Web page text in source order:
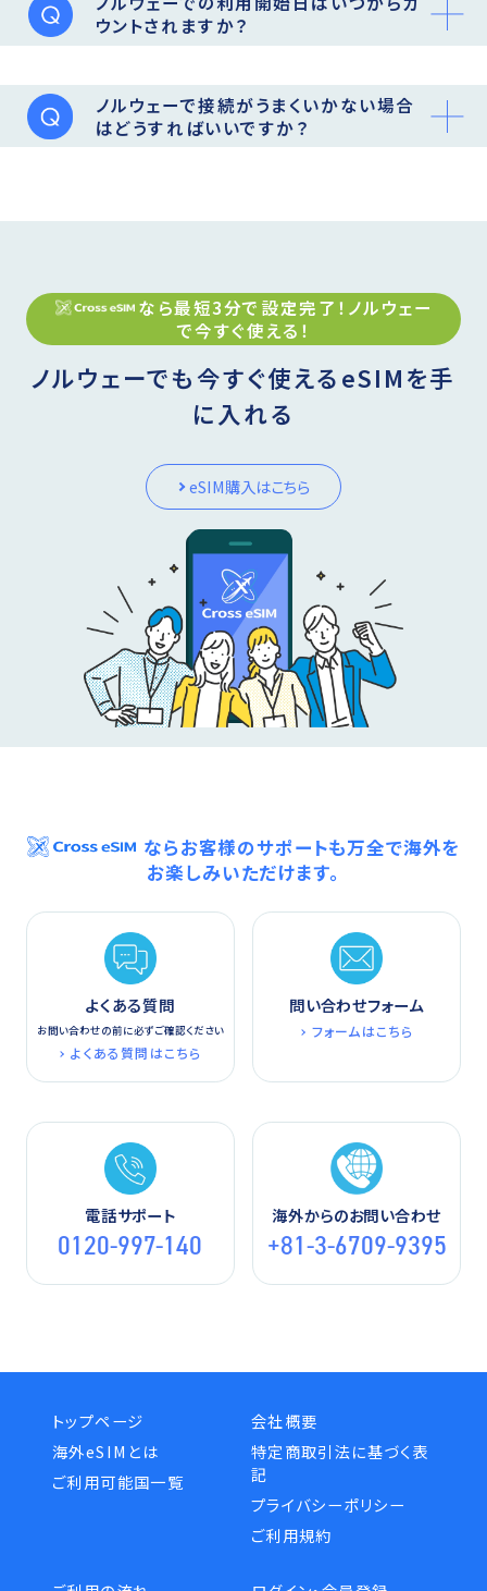
ウントされますか？
ノルウェーで接続がうまくいかない場合
はどうすればいいですか？
なら最短3分で設定完了！ ノルウェー
で今すぐ使える！
ノルウェーでも今すぐ使えるeSIMを手
に入れる
eSIM購入はこちら
ならお客様のサポートも万全で海外を
お楽しみいただけます。
よくある質問
お問い合わせの前に必ずご確認ください
よくある質問はこちら
問い合わせフォーム
フォームはこちら
電話サポート
0120-997-140
海外からのお問い合わせ
+81-3-6709-9395
トップページ
海外eSIMとは
ご利用可能国一覧
会社概要
特定商取引法に基づく表
記
プライバシーポリシー
ご利用規約